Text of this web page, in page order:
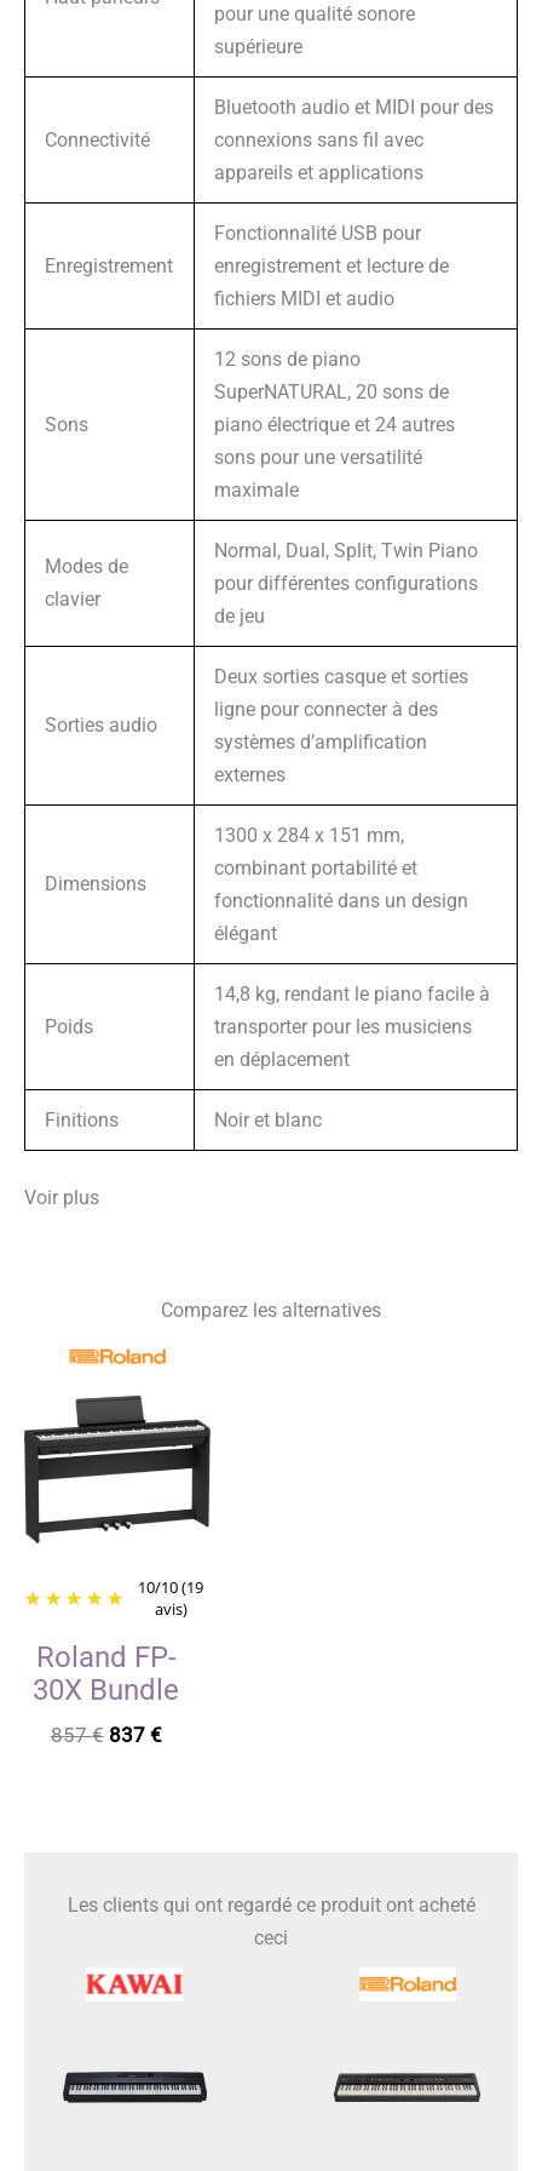
pour une qualité sonore
supérieure
Connectivité
Bluetooth audio et MIDI pour des
connexions sans fil avec
appareils et applications
Enregistrement
Fonctionnalité USB pour
enregistrement et lecture de
fichiers MIDI et audio
Sons
12 sons de piano
SuperNATURAL, 20 sons de
piano électrique et 24 autres
sons pour une versatilité
maximale
Modes de
clavier
Normal, Dual, Split, Twin Piano
pour différentes configurations
de jeu
Sorties audio
Deux sorties casque et sorties
ligne pour connecter à des
systèmes d’amplification
externes
Dimensions
1300 x 284 x 151 mm,
combinant portabilité et
fonctionnalité dans un design
élégant
Poids
14,8 kg, rendant le piano facile à
transporter pour les musiciens
en déplacement
Finitions Noir et blanc
Voir plus
Comparez les alternatives
10/10(19
avis)
Roland FP-
30X Bundle
857€ Le
837 €Le
Les clients qui ont regardé ce produit ont acheté
ceci